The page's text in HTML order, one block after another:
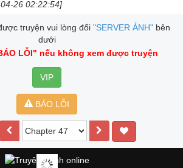
26 02:22:54]
truyện vui lòng đổi "SERVER ẢNH"bên
dưới
LỖI" nếu không xem được truyện
VIP
BÁO LỖI